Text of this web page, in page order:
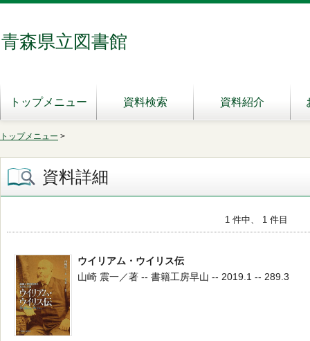
青森県立図書館
トップメニュー 資料検索 資料紹介
トップメニュー >
資料詳細
1 件中、 1 件目
ウイリアム・ウイリス伝
山崎 震一／著 -- 書籍工房早山 -- 2019.1 -- 289.3